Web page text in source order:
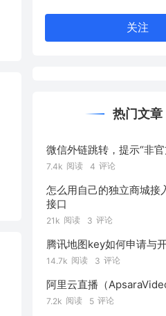
关注
热门文章
微信外链跳转，提示“非官
7.4k 阅读 4 评论
怎么用自己的独立商城接
接口
21k 阅读 3 评论
腾讯地图key如何申请与
14.7k 阅读 3 评论
阿里云直播（
7.2k 阅读 5 评论